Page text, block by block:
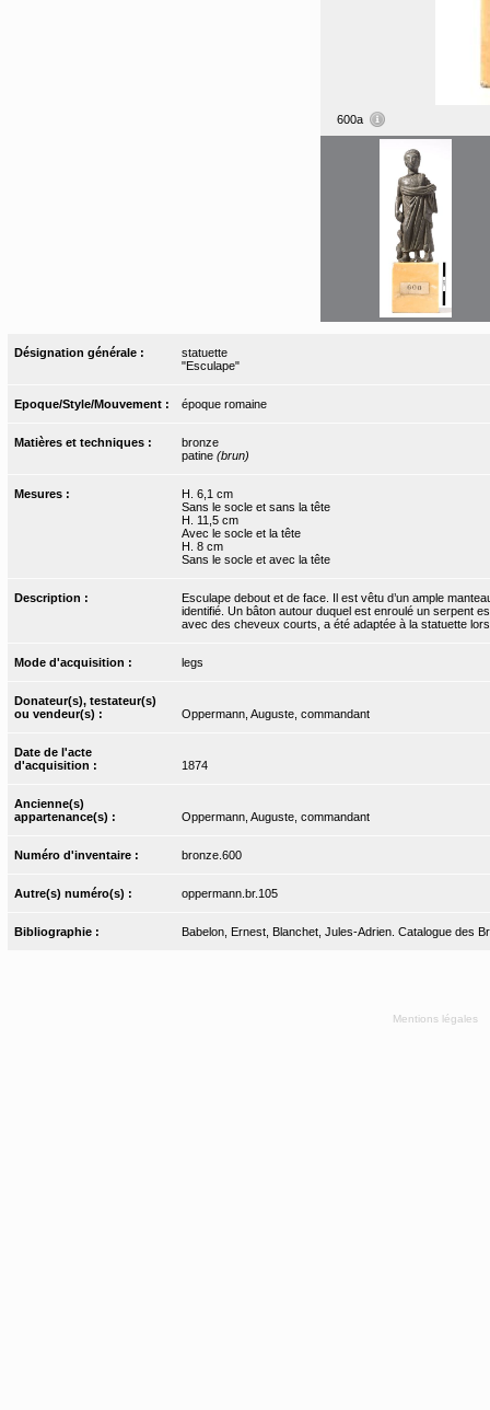
600a
Désignation générale :
statuette
"Esculape"
Epoque/Style/Mouvement : époque romaine
Matières et techniques :
bronze
patine (brun)
Mesures :
H. 6,1 cm
Sans le socle et sans la tête
H. 11,5 cm
Avec le socle et la tête
H. 8 cm
Sans le socle et avec la tête
Description :
Esculape debout et de face. Il est vêtu d’un ample
identifié. Un bâton autour duquel est enroulé un serpent
avec des cheveux courts, a été adaptée à la statuette
Mode d'acquisition : legs
Donateur(s), testateur(s)
ou vendeur(s) :
Oppermann, Auguste, commandant
Date de l'acte
d'acquisition :
1874
Ancienne(s)
appartenance(s) :
Oppermann, Auguste, commandant
Numéro d'inventaire : bronze.600
Autre(s) numéro(s) : oppermann.br.105
Bibliographie : Babelon, Ernest, Blanchet, Jules-Adrien. Catalogue des
Mentions légales